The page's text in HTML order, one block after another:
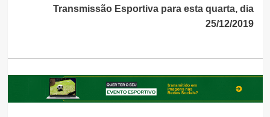
Transmissão Esportiva para esta quarta, dia
25/12/2019